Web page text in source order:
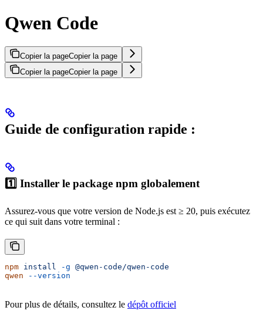
Qwen Code
Copier la pageCopier la page
Copier la pageCopier la page
Guide de configuration rapide :
1️⃣ Installer le package npm globalement
Assurez-vous que votre version de Node.js est ≥ 20, puis exécutez
ce qui suit dans votre terminal :
npm install -g @qwen-code/qwen-code
qwen --version
Pour plus de détails, consultez le dépôt officiel